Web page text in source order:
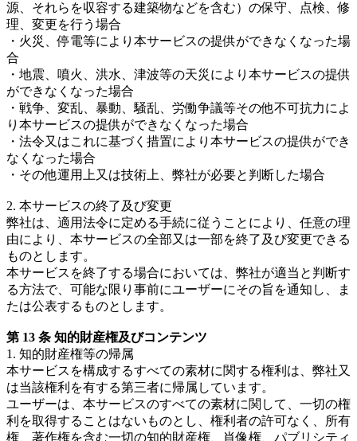
源、それらを収容する建築物などを含む）の保守、点検、修
理、変更を行う場合
・火災、停電等により本サービスの提供ができなくなった場
合
・地震、噴火、洪水、津波等の天災により本サービスの提供
ができなくなった場合
・戦争、変乱、暴動、騒乱、労働争議等その他不可抗力によ
り本サービスの提供ができなくなった場合
・法令又はこれに基づく措置により本サービスの提供ができ
なくなった場合
・その他運用上又は技術上、弊社が必要と判断した場合
2. 本サービスの終了及び変更
弊社は、適用法令に定める手続に従うことにより、任意の理
由により、本サービスの全部又は一部を終了及び変更できる
ものとします。
本サービスを終了する場合においては、弊社が適当と判断す
る方法で、可能な限り事前にユーザーにその旨を通知し、ま
たは公表するものとします。
第 13 条 知的財産権及びコンテンツ
1. 知的財産権等の帰属
本サービスを構成するすべての素材に関する権利は、弊社又
は当該権利を有する第三者に帰属しています。
ユーザーは、本サービスのすべての素材に関して、一切の権
利を取得することはないものとし、権利者の許可なく、所有
権、著作権を含む一切の知的財産権、肖像権、パブリシティ